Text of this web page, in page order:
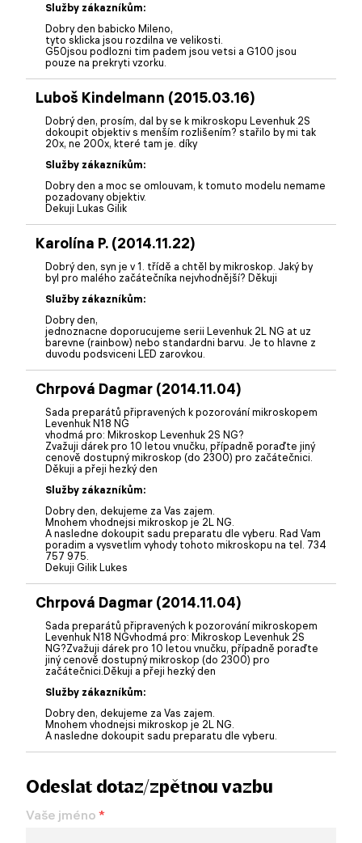
Služby zákazníkům:
Dobry den babicko Mileno,
tyto sklicka jsou rozdilna ve velikosti.
G50jsou podlozni tim padem jsou vetsi a G100 jsou
pouze na prekryti vzorku.
Luboš Kindelmann (2015.03.16)
Dobrý den, prosím, dal by se k mikroskopu Levenhuk 2S
dokoupit objektiv s menším rozlišením? stařilo by mi tak
20x, ne 200x, které tam je. díky
Služby zákazníkům:
Dobry den a moc se omlouvam, k tomuto modelu nemame
pozadovany objektiv.
Dekuji Lukas Gilik
Karolína P. (2014.11.22)
Dobrý den, syn je v 1. třídě a chtěl by mikroskop. Jaký by
byl pro malého začátečníka nejvhodnější? Děkuji
Služby zákazníkům:
Dobry den,
jednoznacne doporucujeme serii Levenhuk 2L NG at uz
barevne (rainbow) nebo standardni barvu. Je to hlavne z
duvodu podsviceni LED zarovkou.
Chrpová Dagmar (2014.11.04)
Sada preparátů připravených k pozorování mikroskopem
Levenhuk N18 NG
vhodmá pro: Mikroskop Levenhuk 2S NG?
Zvažuji dárek pro 10 letou vnučku, případně poraďte jiný
cenově dostupný mikroskop (do 2300) pro začátečnici.
Děkuji a přeji hezký den
Služby zákazníkům:
Dobry den, dekujeme za Vas zajem.
Mnohem vhodnejsi mikroskop je 2L NG.
A nasledne dokoupit sadu preparatu dle vyberu. Rad Vam
poradim a vysvetlim vyhody tohoto mikroskopu na tel. 734
757 975.
Dekuji Gilik Lukes
Chrpová Dagmar (2014.11.04)
Sada preparátů připravených k pozorování mikroskopem
Levenhuk N18 NGvhodmá pro: Mikroskop Levenhuk 2S
NG?Zvažuji dárek pro 10 letou vnučku, případně poraďte
jiný cenově dostupný mikroskop (do 2300) pro
začátečnici.Děkuji a přeji hezký den
Služby zákazníkům:
Dobry den, dekujeme za Vas zajem.
Mnohem vhodnejsi mikroskop je 2L NG.
A nasledne dokoupit sadu preparatu dle vyberu.
Odeslat dotaz/zpětnou vazbu
Vaše jméno *